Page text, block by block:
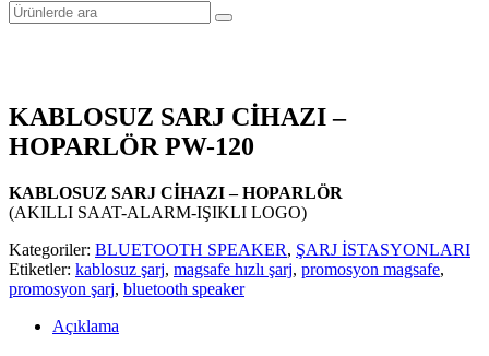
KABLOSUZ SARJ CİHAZI –
HOPARLÖR PW-120
KABLOSUZ SARJ CİHAZI – HOPARLÖR
(AKILLI SAAT-ALARM-IŞIKLI LOGO)
Kategoriler: BLUETOOTH SPEAKER, ŞARJ İSTASYONLARI
Etiketler: kablosuz şarj, magsafe hızlı şarj, promosyon magsafe,
promosyon şarj, bluetooth speaker
Açıklama